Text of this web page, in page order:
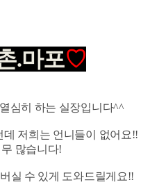
.마포♡
심히 하는 실장입니다^^
저희는 언니들이 없어요!!
많습니다!
버실 수 있게 도와드릴게요!!